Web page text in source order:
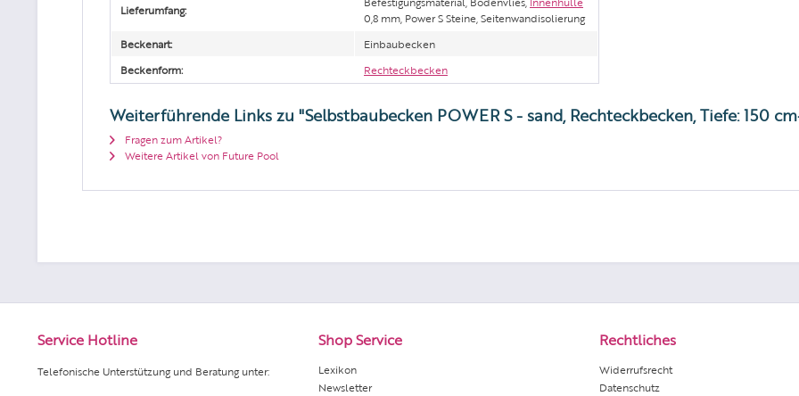
Lieferumfang:
0,8 mm, Power S Steine, Seitenwandisolierung
Beckenart:
Einbaubecken
Beckenform:
Rechteckbecken
Weiterführende Links zu "Selbstbaubecken POWER S - sand, Rechteckbecken, Tiefe: 150
Fragen zum Artikel?
Weitere Artikel von Future Pool
Service Hotline
Telefonische Unterstützung und Beratung unter:
Shop Service
Lexikon
Newsletter
Rechtliches
Widerrufsrecht
Datenschutz